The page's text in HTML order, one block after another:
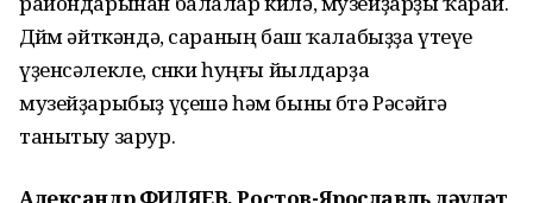
Дөйөм әйткәндә, сараның баш ҡалабыҙҙа үтеүе
үҙенсәлекле, сөнки һуңғы йылдарҙа
музейҙарыбыҙ үҫешә һәм быны бөтә Рәсәйгә
танытыу зарур.